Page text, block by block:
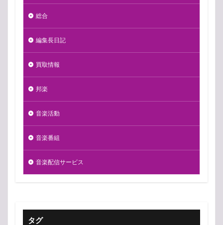
総合
編集長日記
買取情報
邦楽
音楽活動
音楽番組
音楽配信サービス
タグ